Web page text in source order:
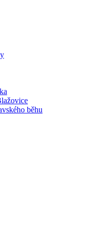
běhu